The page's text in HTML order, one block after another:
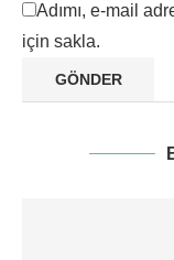
Adımı, e-mail
için sakla.